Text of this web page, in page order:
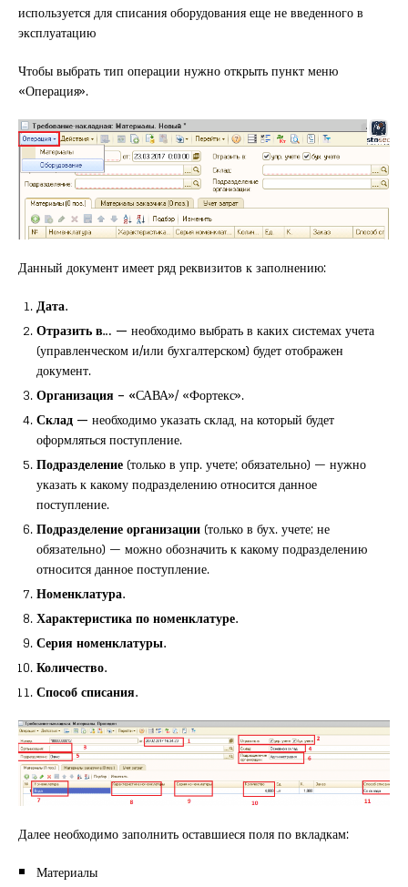
используется для списания оборудования еще не введенного в
эксплуатацию
Чтобы выбрать тип операции нужно открыть пункт меню
«Операция».
Данный документ имеет ряд реквизитов к заполнению:
Дата.
Отразить в… — необходимо выбрать в каких системах учета
(управленческом и/или бухгалтерском) будет отображен
документ.
Организация – «САВА»/ «Фортекс».
Склад — необходимо указать склад, на который будет
оформляться поступление.
Подразделение (только в упр. учете; обязательно) — нужно
указать к какому подразделению относится данное
поступление.
Подразделение организации (только в бух. учете; не
обязательно) — можно обозначить к какому подразделению
относится данное поступление.
Номенклатура.
Характеристика по номенклатуре.
Серия номенклатуры.
Количество.
Способ списания.
Далее необходимо заполнить оставшиеся поля по вкладкам:
Материалы